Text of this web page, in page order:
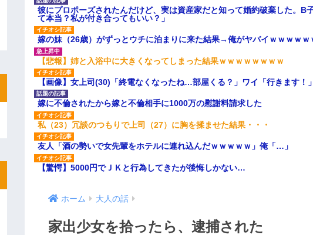
彼にプロポーズされたんだけど、実は資産家だと知って婚約破棄した。B
て本当？私が付き合ってもいい？」
嫁の妹（26歳）がずっとウチに泊まりに来た結果→俺がヤバイｗｗｗｗｗ
【悲報】姉と入浴中に大きくなってしまった結果ｗｗｗｗｗｗｗｗ
【画像】女上司(30)「終電なくなったね…部屋くる？」ワイ「行きます！」
嫁に不倫されたから嫁と不倫相手に1000万の慰謝料請求した
私（23）冗談のつもりで上司（27）に胸を揉ませた結果・・・
友人「酒の勢いで女先輩をホテルに連れ込んだｗｗｗｗｗ」俺「…」
【驚愕】5000円でＪＫと行為してきたが後悔しかない…
ホーム 大人の話
家出少女を拾ったら、逮捕された